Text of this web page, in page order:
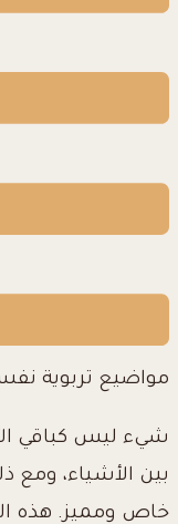
مواضيع تربوية
شيء ليس كباقي
بين الأشياء، ومع
خاص ومميز. هذه